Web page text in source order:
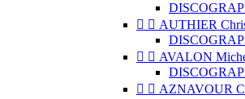
  AUTHIER
  AVALON
  AZNAVOUR